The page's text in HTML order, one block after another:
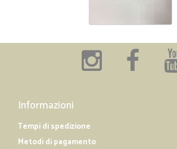
Informazioni
Tempi di spedizione
Metodi di pagamento